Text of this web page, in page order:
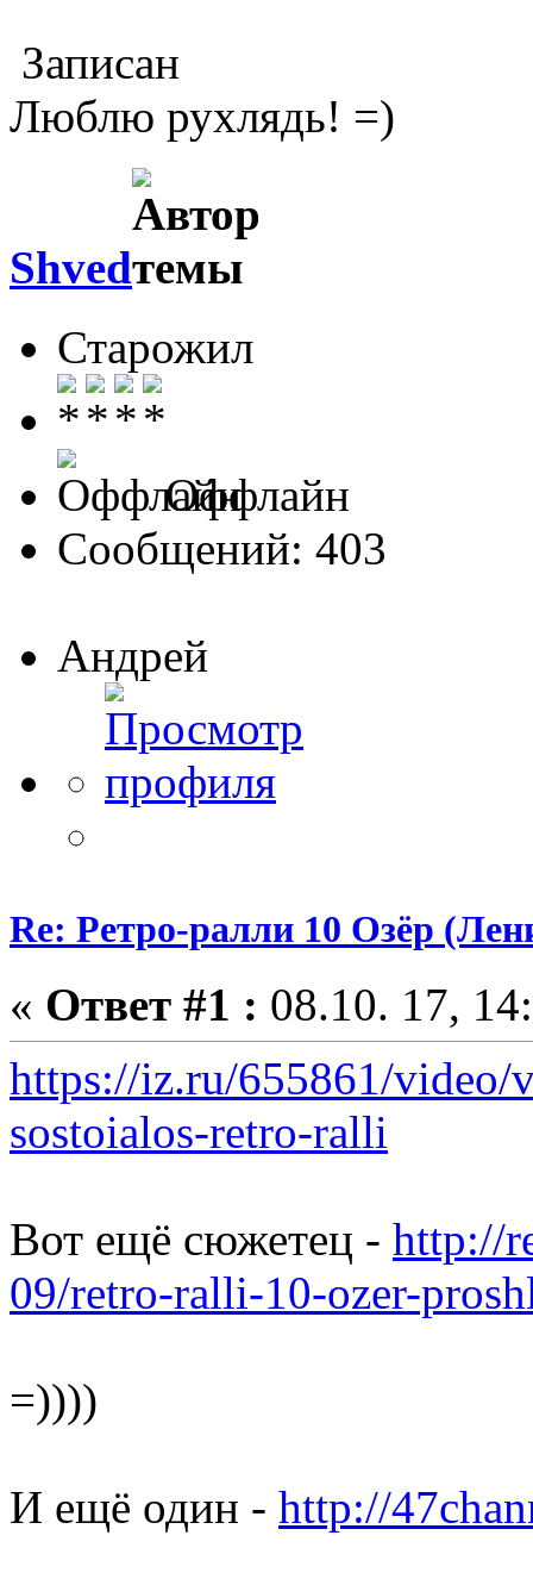
Записан
Люблю рухлядь! =)
Shved
Старожил
Оффлайн
Сообщений: 403
Андрей
Re: Ретро-ралли 10 Озёр
« Ответ #1 : 08.10. 17,
https://iz.ru/655861/video/
sostoialos-retro-ralli
Вот ещё сюжетец - http://
09/retro-ralli-10-ozer-
=))))
И ещё один - http://